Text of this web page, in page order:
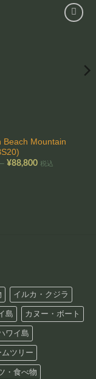
Beach Mountain
– ¥88,800価税込
イルカ・クジラ
島 カヌー・ボート
ワイ島
ムツリー
・食べ物